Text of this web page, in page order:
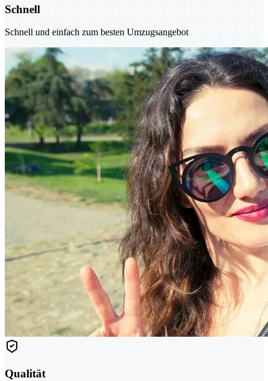
Schnell
Schnell und einfach zum besten Umzugsangebot
Qualität